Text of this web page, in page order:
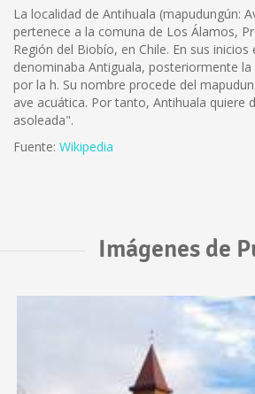
La localidad de Antihuala (mapudungún:
pertenece a la comuna de Los Álamos,
Región del Biobío, en Chile. En sus inicios
denominaba Antiguala, posteriormente
por la h. Su nombre procede del
ave acuática. Por tanto, Antihuala quiere
asoleada".
Fuente: Wikipedia
Imágenes de